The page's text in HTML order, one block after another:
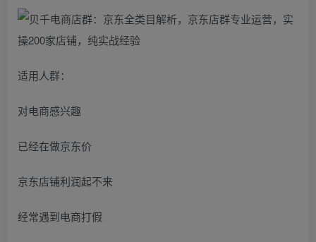
适用人群：
对电商感兴趣
已经在做京东价
京东店铺利润起不来
经常遇到电商打假